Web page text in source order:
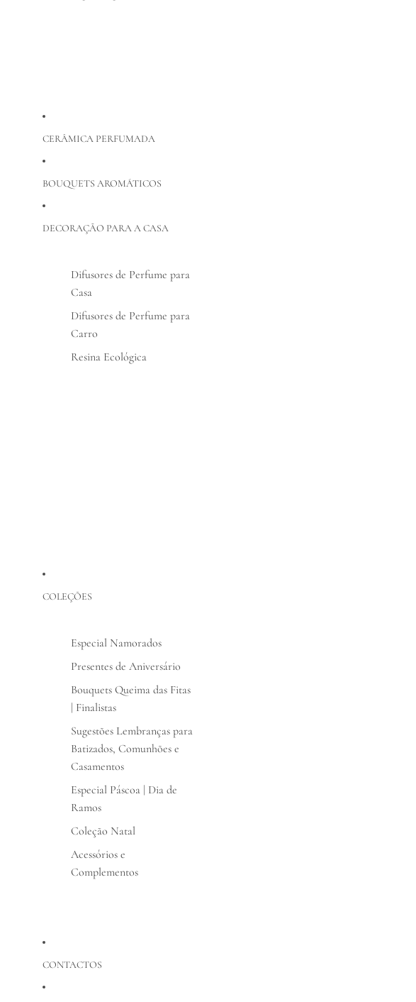
CERÂMICA PERFUMADA
BOUQUETS AROMÁTICOS
DECORAÇÃO PARA A CASA
Difusores de Perfume para
Casa
Difusores de Perfume para
Carro
Resina Ecológica
COLEÇÕES
Especial Namorados
Presentes de Aniversário
Bouquets Queima das Fitas
| Finalistas
Sugestões Lembranças para
Batizados, Comunhões e
Casamentos
Especial Páscoa | Dia de
Ramos
Coleção Natal
Acessórios e
Complementos
CONTACTOS